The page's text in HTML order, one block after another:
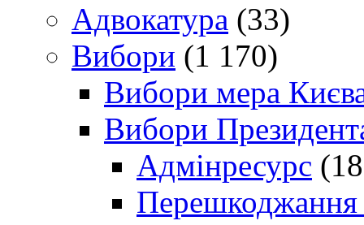
Адвокатура (33)
Вибори (1 170)
Вибори мера
Вибори
Адмінресурс
Перешкоджання